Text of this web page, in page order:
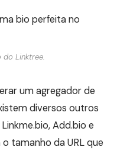
do Linktree.
um agregador de
diversos outros
Add.bio e
tamanho da URL que